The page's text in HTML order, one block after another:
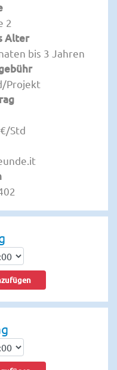
2
Alter
bis 3 Jahren
Projekt
Std